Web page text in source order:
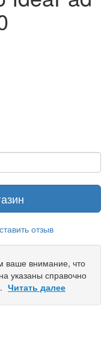
отзыв
ваше внимание, что
указаны справочно
Читать далее